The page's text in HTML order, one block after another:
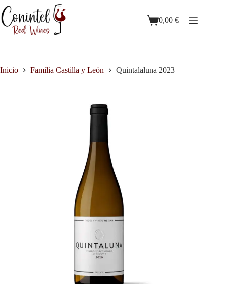
0,00€
Inicio Familia Castilla y León Quintalaluna 2023